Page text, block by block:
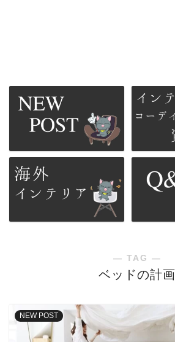
― TAG ―
ベッドの計画
NEW POST